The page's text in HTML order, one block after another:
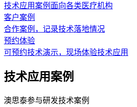
技术应用案例面向各类医疗机构
客户案例
合作案例，记录技术落地情况
预约体验
可预约技术演示，现场体验技术应用
技术应用案例
澳思泰参与研发技术案例